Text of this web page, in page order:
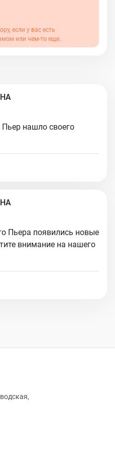
если у вас есть
или чем-то еще.
нашло своего
Пьера появились новые
внимание на нашего